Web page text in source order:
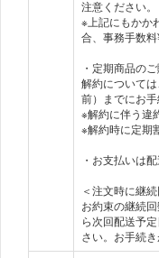
注意ください。
※上記にもかか
合、事務手数
・定期商品の
解約について
前）までにお
※解約に伴う違
※解約時に定期
・お支払いは
＜注文時に継
お約束の継続
ら次回配送予
さい。お手続